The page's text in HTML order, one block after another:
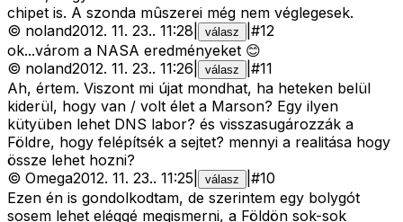
chipet is. A szonda mûszerei még nem véglegesek.
© noland2012. 11. 23.. 11:28 válasz #12
ok...várom a NASA eredményeket 😊
© noland2012. 11. 23.. 11:26 válasz #11
Ah, értem. Viszont mi újat mondhat, ha heteken belül
kiderül, hogy van / volt élet a Marson? Egy ilyen
kütyüben lehet DNS labor? és visszasugározzák a
Földre, hogy felépítsék a sejtet? mennyi a realitása hogy
össze lehet hozni?
© Omega2012. 11. 23.. 11:25 válasz #10
Ezen én is gondolkodtam, de szerintem egy bolygót
sosem lehet eléggé megismerni, a Földön sok-sok